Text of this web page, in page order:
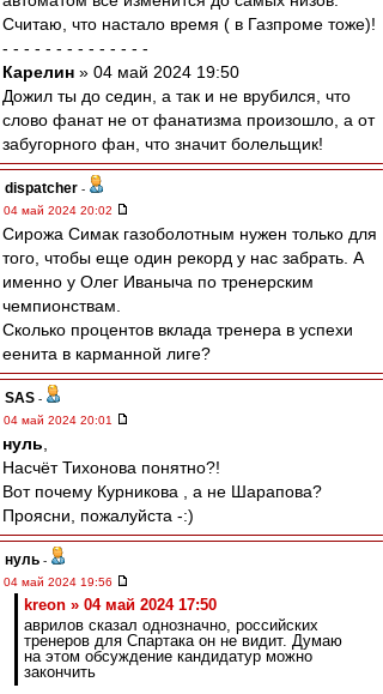
Считаю, что настало время ( в Газпроме тоже)!
- - - - - - - - - - - - - -
Карелин » 04 май 2024 19:50
Дожил ты до седин, а так и не врубился, что
слово фанат не от фанатизма произошло, а от
забугорного фан, что значит болельщик!
dispatcher -
04 май 2024 20:02
Сирожа Симак газоболотным нужен только для
того, чтобы еще один рекорд у нас забрать. А
именно у Олег Иваныча по тренерским
чемпионствам.
Сколько процентов вклада тренера в успехи
еенита в карманной лиге?
SAS -
04 май 2024 20:01
нуль
Насчёт Тихонова понятно?!
Вот почему Курникова , а не Шарапова?
Проясни, пожалуйста -:)
нуль -
04 май 2024 19:56
kreon » 04 май 2024 17:50
аврилов сказал однозначно, российских
тренеров для Спартака он не видит. Думаю
на этом обсуждение кандидатур можно
закончить